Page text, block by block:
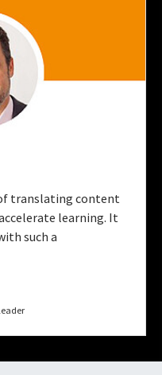
translating content
learning. It
such a